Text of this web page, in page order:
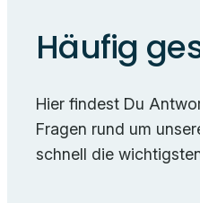
Häufig
Hier findest Du
Fragen rund um
schnell die